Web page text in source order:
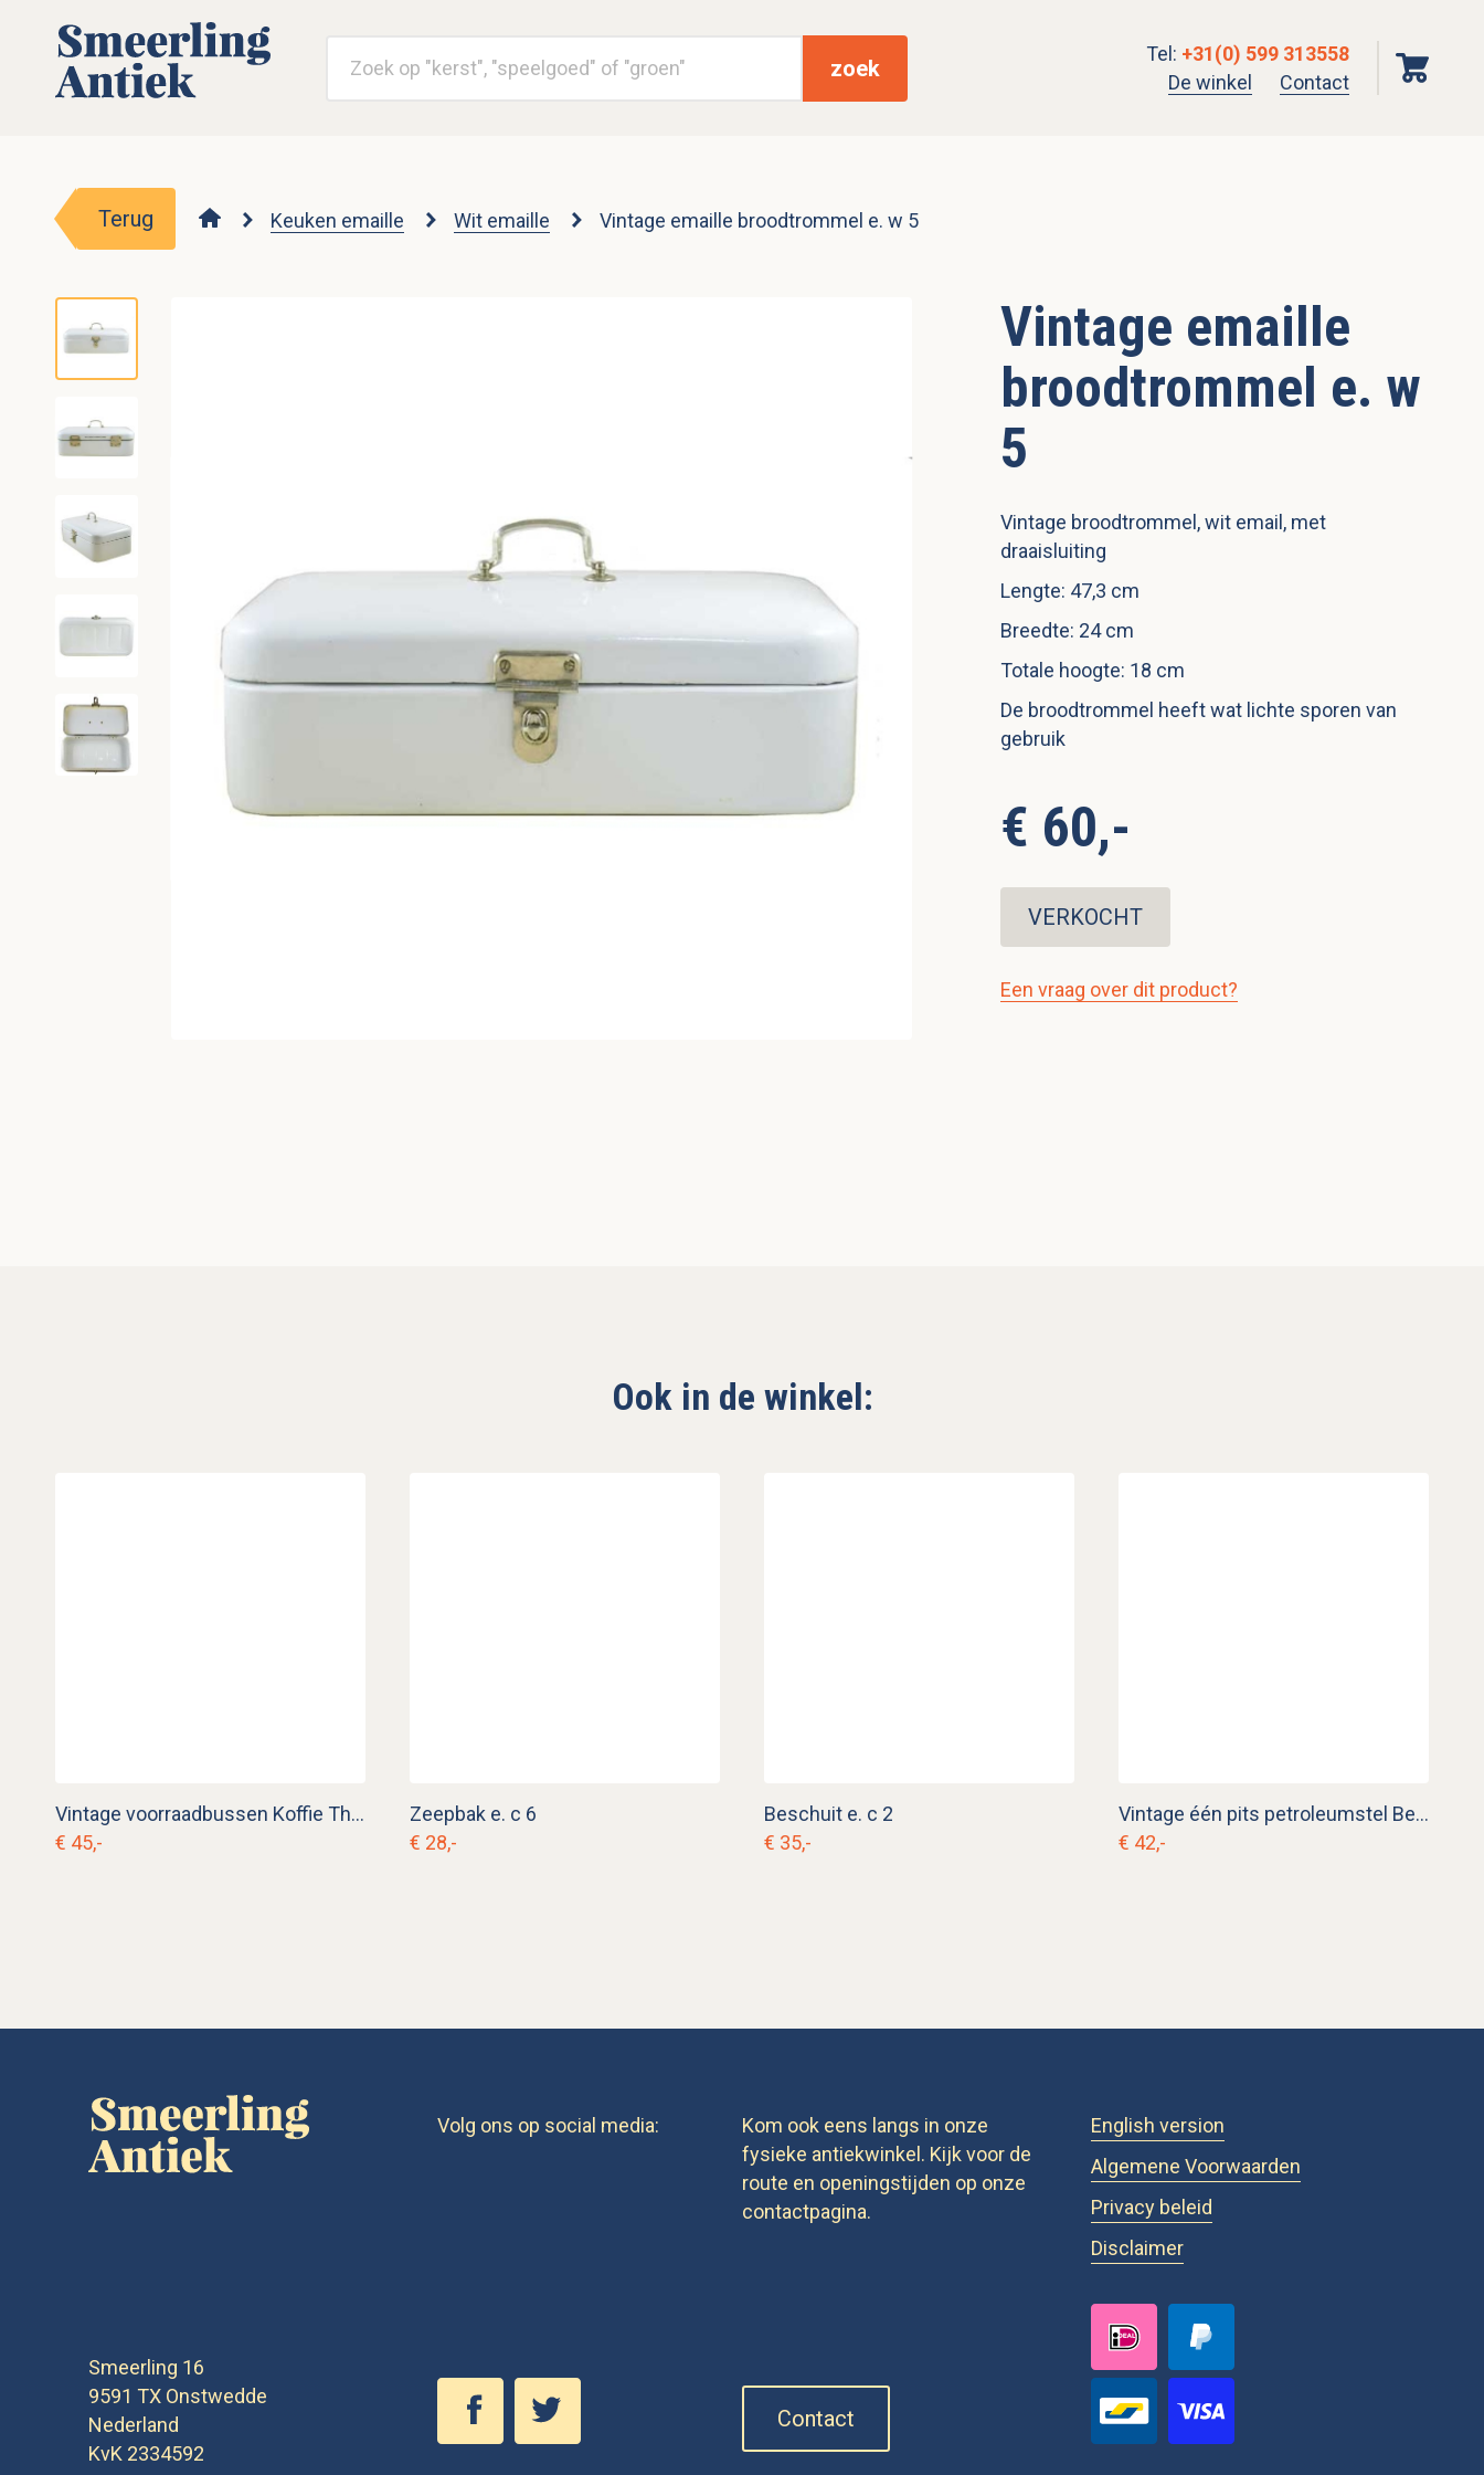
zoek
Tel: +31(0) 599 313558
De winkel
Contact
Terug Keuken emaille Wit emaille Vintage emaille broodtrommel e. w 5
Vintage emaille
broodtrommel e. w
5
Vintage broodtrommel, wit email, met
draaisluiting
Lengte: 47,3 cm
Breedte: 24 cm
Totale hoogte: 18 cm
De broodtrommel heeft wat lichte sporen van
gebruik
€ 60,-
VERKOCHT
Een vraag over dit product?
Ook in de winkel:
Vintage voorraadbussen Koffie Thee Suiker e. rg 3
€ 45,-
Zeepbak e. c 6
€ 28,-
Beschuit e. c 2
€ 35,-
Vintage één pits petroleumstel Beccon Doetinchem e. rg 2
€ 42,-
Smeerling 16
9591 TX Onstwedde
Nederland
KvK 2334592
Volg ons op social media:
Kom ook eens langs in onze
fysieke antiekwinkel. Kijk voor de
route en openingstijden op onze
contactpagina.
Contact
English version
Algemene Voorwaarden
Privacy beleid
Disclaimer